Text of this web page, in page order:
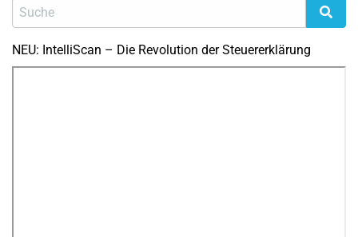
NEU: IntelliScan – Die Revolution der Steuererklärung